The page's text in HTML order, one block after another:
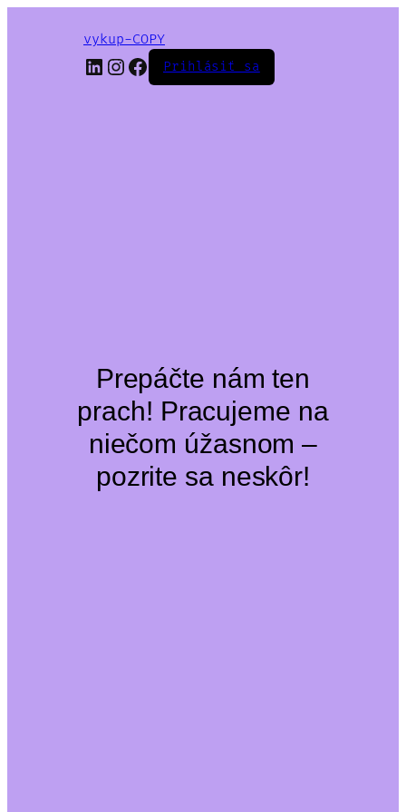
vykup-COPY
LinkedIn
Instagram
Facebook
Prihlásiť sa
Prepáčte nám ten
prach! Pracujeme na
niečom úžasnom –
pozrite sa neskôr!